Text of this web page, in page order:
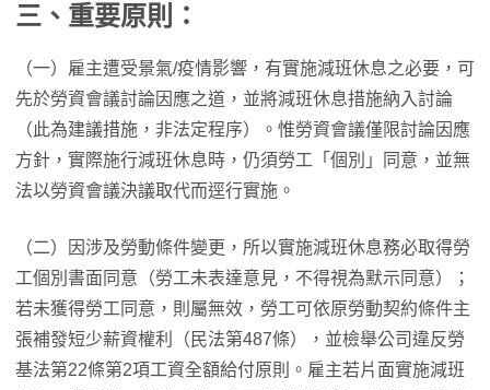
三、重要原則：
（一）雇主遭受景氣/疫情影響，有實施減班休息之必要，可
先於勞資會議討論因應之道，並將減班休息措施納入討論
（此為建議措施，非法定程序）。惟勞資會議僅限討論因應
方針，實際施行減班休息時，仍須勞工「個別」同意，並無
法以勞資會議決議取代而逕行實施。
（二）因涉及勞動條件變更，所以實施減班休息務必取得勞
工個別書面同意（勞工未表達意見，不得視為默示同意）；
若未獲得勞工同意，則屬無效，勞工可依原勞動契約條件主
張補發短少薪資權利（民法第487條），並檢舉公司違反勞
基法第22條第2項工資全額給付原則。雇主若片面實施減班